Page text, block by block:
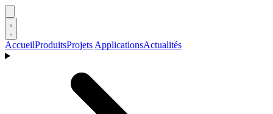
AccueilProduitsProjets ApplicationsActualités